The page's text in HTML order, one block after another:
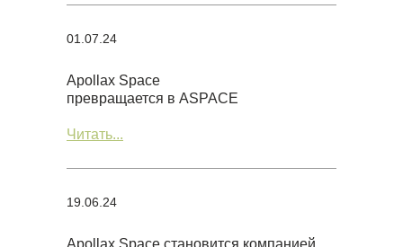
01.07.24
Apollax Space
превращается в ASPACE
Читать...
19.06.24